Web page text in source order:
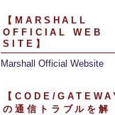
【MARSHALL
OFFICIAL WEB
SITE】
Marshall Official Website
【CODE/
の通信トラブルを解